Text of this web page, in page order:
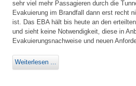
sehr viel mehr Passagieren durch die
Evakuierung im Brandfall dann erst recht
ist. Das EBA hält bis heute an den
und sieht keine Notwendigkeit, diese in
Evakuierungsnachweise und neuen
Weiterlesen ...